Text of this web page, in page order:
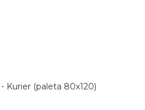
- Kurier (paleta 80x120)